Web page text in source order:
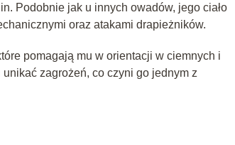
Podobnie jak u innych owadów, jego ciało
oraz atakami drapieżników.
pomagają mu w orientacji w ciemnych i
zagrożeń, co czyni go jednym z